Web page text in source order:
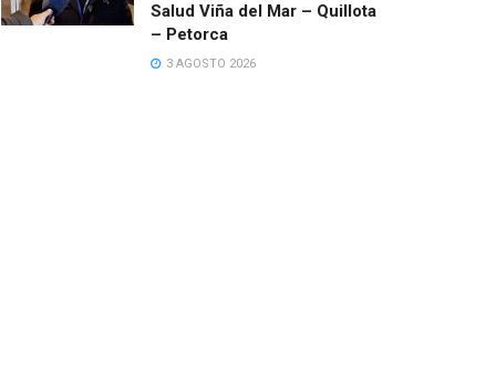
Salud Viña del Mar – Quillota
– Petorca
3 AGOSTO 2026